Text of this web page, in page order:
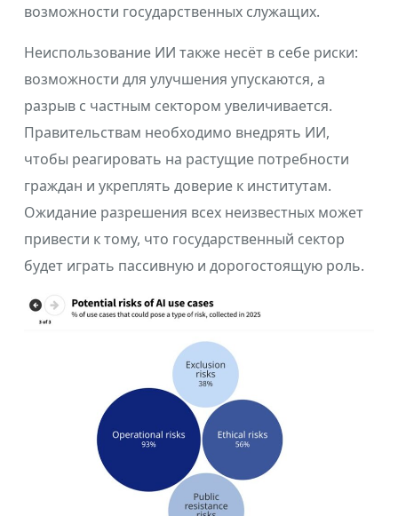
возможности государственных служащих.
Неиспользование ИИ также несёт в себе риски:
возможности для улучшения упускаются, а
разрыв с частным сектором увеличивается.
Правительствам необходимо внедрять ИИ,
чтобы реагировать на растущие потребности
граждан и укреплять доверие к институтам.
Ожидание разрешения всех неизвестных может
привести к тому, что государственный сектор
будет играть пассивную и дорогостоящую роль.